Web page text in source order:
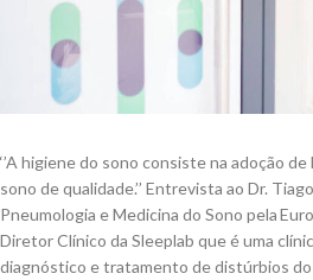
‘’A higiene do sono consiste na adoção
sono de qualidade.’’ Entrevista ao Dr.
Pneumologia e Medicina do Sono pela
Diretor Clínico da Sleeplab queé uma
diagnóstico e tratamento de distúrbios do